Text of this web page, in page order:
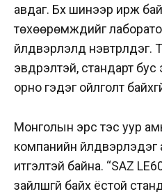
авдаг. Бүх шинээр ирж
төхөөрөмжүүдийг
үйлдвэрлэлд
эвдрэлтэй, стандарт бус
орно гэдэг ойлголт
Монголын эрс тэс уур
компанийн үйлдвэрлэдэг
итгэлтэй байна. “SAZ
зайлшгүй байх ёстой